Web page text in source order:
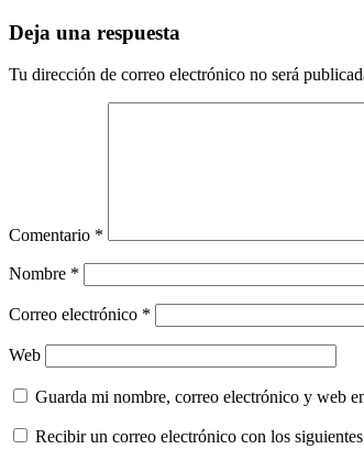
Deja una respuesta
Tu dirección de correo electrónico no será
Comentario *
Nombre *
Correo electrónico *
Web
Guarda mi nombre, correo electrónico y web
Recibir un correo electrónico con los